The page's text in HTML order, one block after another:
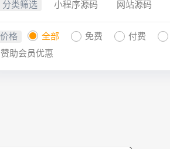
分类筛选 小程序源码 网站源码
价格 全部 免费 付费
赞助会员优惠